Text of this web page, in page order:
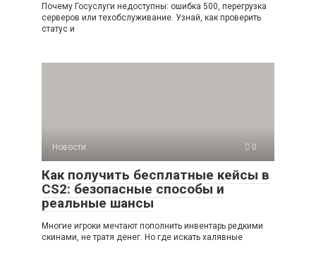
Почему Госуслуги недоступны: ошибка 500, перегрузка
серверов или техобслуживание. Узнай, как проверить
статус и
Новости 0
Как получить бесплатные кейсы в
CS2: безопасные способы и
реальные шансы
Многие игроки мечтают пополнить инвентарь редкими
скинами, не тратя денег. Но где искать халявные